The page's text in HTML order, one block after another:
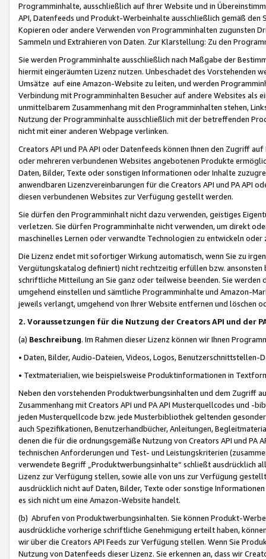
Programminhalte, ausschließlich auf Ihrer Website und in
API, Datenfeeds und Produkt-Werbeinhalte ausschließlich gemäß
Kopieren oder andere Verwenden von Programminhalten zugunsten
Sammeln und Extrahieren von Daten. Zur Klarstellung: Zu den
Sie werden Programminhalte ausschließlich nach Maßgabe der
hiermit eingeräumten Lizenz nutzen. Unbeschadet des Vorstehenden
Umsätze auf eine Amazon-Website zu leiten, und werden
Verbindung mit Programminhalten Besucher auf andere Websites als
unmittelbarem Zusammenhang mit den Programminhalten stehen,
Nutzung der Programminhalte ausschließlich mit der betreffenden
nicht mit einer anderen Webpage verlinken.
Creators API und PA API oder Datenfeeds können Ihnen den Zugriff
oder mehreren verbundenen Websites angebotenen Produkte
Daten, Bilder, Texte oder sonstigen Informationen oder Inhalte
anwendbaren Lizenzvereinbarungen für die Creators API und PA API
diesen verbundenen Websites zur Verfügung gestellt werden.
Sie dürfen den Programminhalt nicht dazu verwenden, geistiges
verletzen. Sie dürfen Programminhalte nicht verwenden, um direkt
maschinelles Lernen oder verwandte Technologien zu entwickeln
Die Lizenz endet mit sofortiger Wirkung automatisch, wenn Sie zu
Vergütungskatalog definiert) nicht rechtzeitig erfüllen bzw. ansonsten
schriftliche Mitteilung an Sie ganz oder teilweise beenden. Sie werden
umgehend einstellen und sämtliche Programminhalte und Amazon-
jeweils verlangt, umgehend von Ihrer Website entfernen und löschen
2. Voraussetzungen für die Nutzung der Creators API und der
(a) Beschreibung. Im Rahmen dieser Lizenz können wir Ihnen
• Daten, Bilder, Audio-Dateien, Videos, Logos, Benutzerschnittstellen-
• Textmaterialien, wie beispielsweise Produktinformationen in
Neben den vorstehenden Produktwerbungsinhalten und dem Zugriff
Zusammenhang mit Creators API und PA API Musterquellcodes und
jeden Musterquellcode bzw. jede Musterbibliothek geltenden
auch Spezifikationen, Benutzerhandbücher, Anleitungen,
denen die für die ordnungsgemäße Nutzung von Creators API und PA
technischen Anforderungen und Test- und Leistungskriterien
verwendete Begriff „Produktwerbungsinhalte“ schließt ausdrücklich
Lizenz zur Verfügung stellen, sowie alle von uns zur Verfügung
ausdrücklich nicht auf Daten, Bilder, Texte oder sonstige
es sich nicht um eine Amazon-Website handelt.
(b) Abrufen von Produktwerbungsinhalten. Sie können Produkt-
ausdrückliche vorherige schriftliche Genehmigung erteilt haben,
wir über die Creators API Feeds zur Verfügung stellen. Wenn Sie
Nutzung von Datenfeeds dieser Lizenz. Sie erkennen an, dass wir